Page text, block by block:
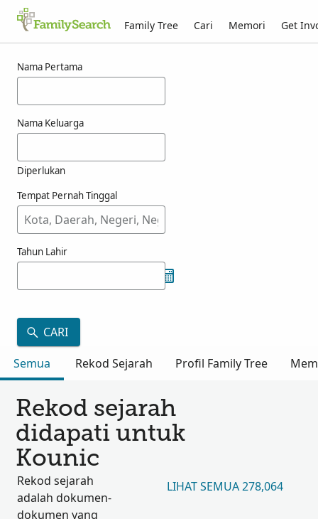
Family Tree Cari Memori Get
Nama Pertama
Nama Keluarga
Diperlukan
Tempat Pernah Tinggal
Tahun Lahir
CARI
Semua
Rekod Sejarah Profil Family Tree
Rekod sejarah
didapati untuk
Kounic
Rekod sejarah
adalah dokumen-
dokumen yang
LIHAT SEMUA 278,064